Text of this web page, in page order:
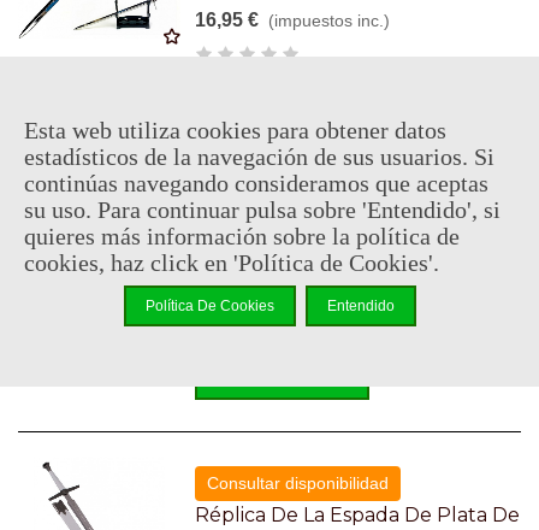
16,95 € (impuestos inc.)
En stock, envío en 24 horas
Llavero YOU DIED - Dark Souls
Referencia: GAM7236
6,95 € (impuestos inc.)
Consultar disponibilidad
Réplica De La Espada De Plata De
Esta web utiliza cookies para obtener datos
estadísticos de la navegación de sus usuarios. Si
continúas navegando consideramos que aceptas
su uso. Para continuar pulsa sobre 'Entendido', si
quieres más información sobre la política de
cookies, haz click en 'Política de Cookies'.
Política De Cookies Entendido